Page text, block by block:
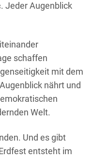
Jeder Augenblick
schaffen
mit dem
nährt und
Welt.
Und es gibt
entsteht im